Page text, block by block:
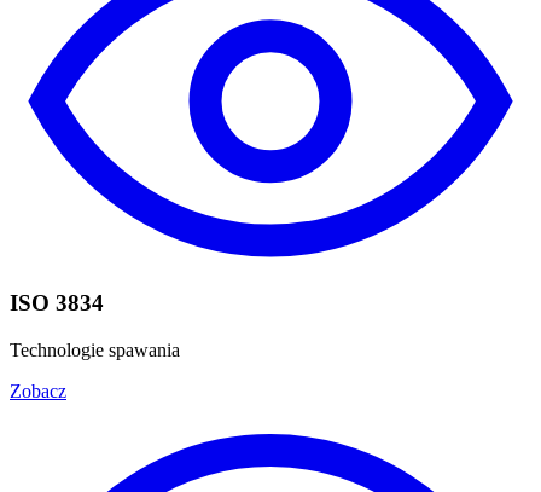
ISO 3834
Technologie spawania
Zobacz